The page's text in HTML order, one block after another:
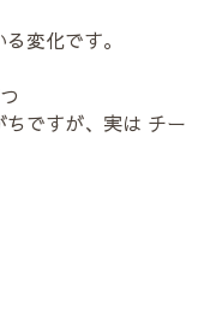
変化です。
ですが、実は チー